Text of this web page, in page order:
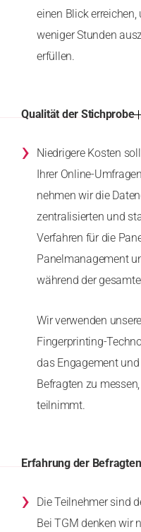
einen Blick
weniger Stunden
erfüllen.
Qualität der Stichprobe
›
Niedrigere Kosten
Ihrer Online-
nehmen wir die
zentralisierten und
Verfahren für die
Panelmanagement
während der
Wir verwenden
Fingerprinting-
das Engagement
Befragten zu
teilnimmt.
Erfahrung der Befragten
›
Die Teilnehmer sind
Bei TGM denken wir